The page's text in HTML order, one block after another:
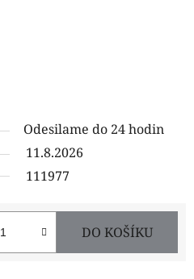
Odesilame do 24 hodin
11.8.2026
111977
DO KOŠÍKU